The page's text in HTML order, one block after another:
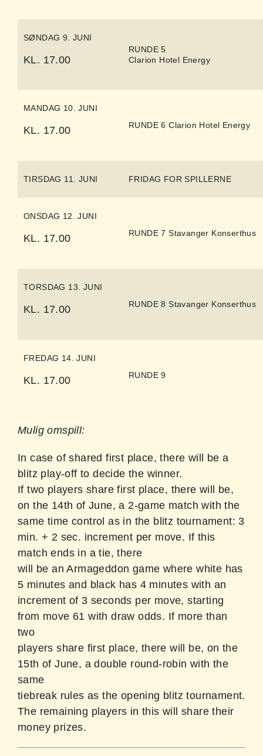
SØNDAG 9. JUNI
KL. 17.00
RUNDE 5
Clarion Hotel Energy
MANDAG 10. JUNI
KL. 17.00 RUNDE 6 Clarion Hotel Energy
TIRSDAG 11. JUNI FRIDAG FOR SPILLERNE
ONSDAG 12. JUNI
KL. 17.00 RUNDE 7 Stavanger Konserthus
TORSDAG 13. JUNI
KL. 17.00 RUNDE 8 Stavanger Konserthus
FREDAG 14. JUNI
KL. 17.00 RUNDE 9
Mulig omspill:
In case of shared first place, there will be a
blitz play-off to decide the winner.
If two players share first place, there will be,
on the 14th of June, a 2-game match with the
same time control as in the blitz tournament: 3
min. + 2 sec. increment per move. If this
match ends in a tie, there
will be an Armageddon game where white has
5 minutes and black has 4 minutes with an
increment of 3 seconds per move, starting
from move 61 with draw odds. If more than
two
players share first place, there will be, on the
15th of June, a double round-robin with the
same
tiebreak rules as the opening blitz tournament.
The remaining players in this will share their
money prizes.